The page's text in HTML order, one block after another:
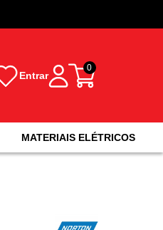
Entrar
0
MATERIAIS ELÉTRICOS